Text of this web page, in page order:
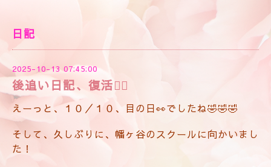
日記
2025-10-13 07:45:00
後追い日記、復活🐦‍🔥
えーっと、１０／１０、目の日👀でしたね🤣🤣🤣
そして、久しぶりに、幡ヶ谷のスクールに向かいまし
た！